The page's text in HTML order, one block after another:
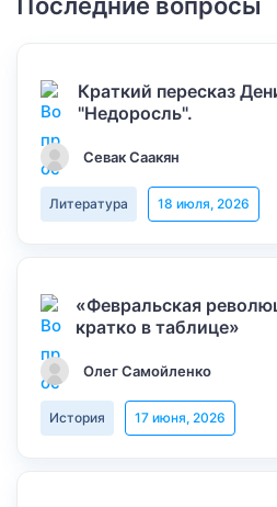
Краткий пересказ
"Недоросль".
Севак Саакян
Литература 18 июля, 2026
«Февральская
кратко в таблице»
Олег Самойленко
История 17 июня, 2026